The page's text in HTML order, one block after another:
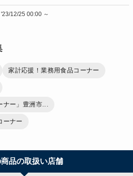
12/25 00:00 ～
家計応援！業務用食品コーナー
ナー」豊洲市...
ーナー
品の取扱い店舗